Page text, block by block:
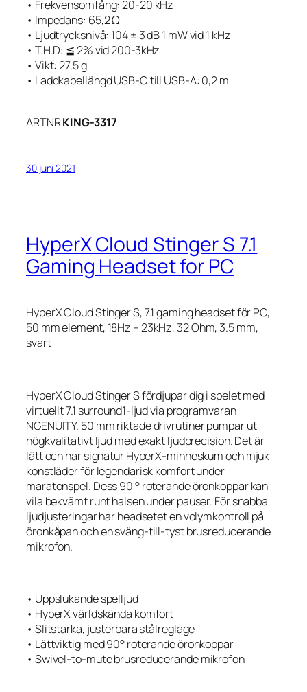
• Frekvensomfång: 20-20 kHz
• Impedans: 65,2 Ω
• Ljudtrycksnivå: 104 ± 3 dB 1 mW vid 1 kHz
• T.H.D: ≦ 2% vid 200-3kHz
• Vikt: 27,5 g
• Laddkabellängd USB-C till USB-A: 0,2 m
ARTNRKING-3317
30 juni 2021
HyperX Cloud Stinger S 7.1
Gaming Headset for PC
HyperX Cloud Stinger S, 7.1 gaming headset för PC,
50 mm element, 18Hz – 23kHz, 32 Ohm, 3.5 mm,
svart
HyperX Cloud Stinger S fördjupar dig i spelet med
virtuellt 7.1 surround1-ljud via programvaran
NGENUITY. 50 mm riktade drivrutiner pumpar ut
högkvalitativt ljud med exakt ljudprecision. Det är
lätt och har signatur HyperX-minneskum och mjuk
konstläder för legendarisk komfort under
maratonspel. Dess 90 ° roterande öronkoppar kan
vila bekvämt runt halsen under pauser. För snabba
ljudjusteringar har headsetet en volymkontroll på
öronkåpan och en sväng-till-tyst brusreducerande
mikrofon.
• Uppslukande spelljud
• HyperX världskända komfort
• Slitstarka, justerbara stålreglage
• Lättviktig med 90° roterande öronkoppar
• Swivel-to-mute brusreducerande mikrofon